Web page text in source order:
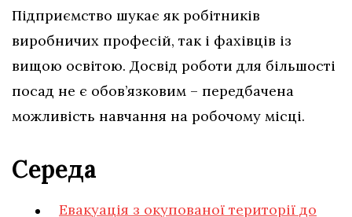
Підприємство шукає як робітників
виробничих професій, так і фахівців із
вищою освітою. Досвід роботи для більшості
посад не є обов’язковим – передбачена
можливість навчання на робочому місці.
Середа
Евакуація з окупованої території до